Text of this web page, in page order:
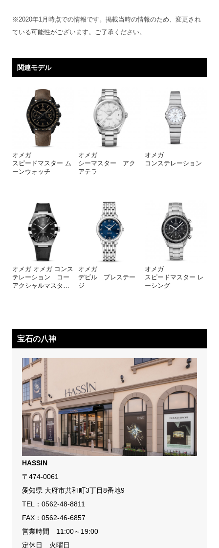
※2020年1月時点での情報です。掲載当時の情報のため、変更され
ている可能性がございます。ご了承ください。
関連モデル
オメガ
スピードマスター ム
ーンウォッチ
オメガ
シーマスター アク
アテラ
オメガ
コンステレーション
オメガ オメガ コンス
テレーション コー
アクシャルマスタ
オメガ
デビル プレステー
ジ
オメガ
スピードマスター レ
ーシング
宝石の八神
HASSIN
〒474-0061
愛知県 大府市共和町3丁目8番地9
TEL： 0562-48-8811
FAX：0562-46-6857
営業時間 11:00～19:00
定休日 火曜日